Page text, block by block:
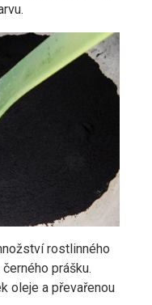
rostlinného
prášku.
oleje a převařenou